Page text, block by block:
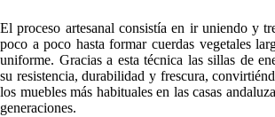
El proceso artesanal consistía en ir uniendo y
poco a poco hasta formar cuerdas vegetales
uniforme. Gracias a esta técnica las sillas de
su resistencia, durabilidad y frescura,
los muebles más habituales en las casas
generaciones.